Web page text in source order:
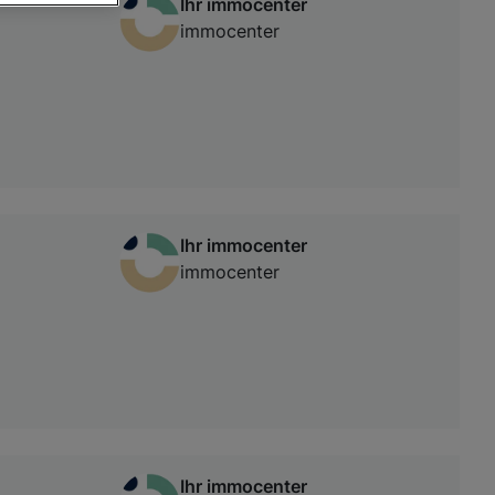
immocenter
Ihr immocenter
immocenter
Ihr immocenter
der